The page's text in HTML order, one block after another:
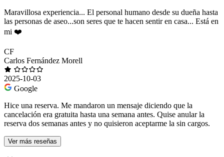
Maravillosa experiencia... El personal humano desde su dueña hasta
las personas de aseo...son seres que te hacen sentir en casa... Está en
mi ❤️
CF
Carlos Fernández Morell
2025-10-03
Google
Hice una reserva. Me mandaron un mensaje diciendo que la
cancelación era gratuita hasta una semana antes. Quise anular la
reserva dos semanas antes y no quisieron aceptarme la sin cargos.
Ver más reseñas